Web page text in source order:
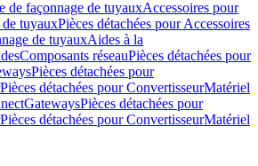
de façonnage de tuyauxAccessoires pour
tuyauxPièces détachées pour Accessoires
de tuyauxAides à la
Composants réseauPièces détachées pour
Pièces détachées pour
Pièces détachées pour ConvertisseurMatériel
GatewaysPièces détachées pour
Pièces détachées pour ConvertisseurMatériel